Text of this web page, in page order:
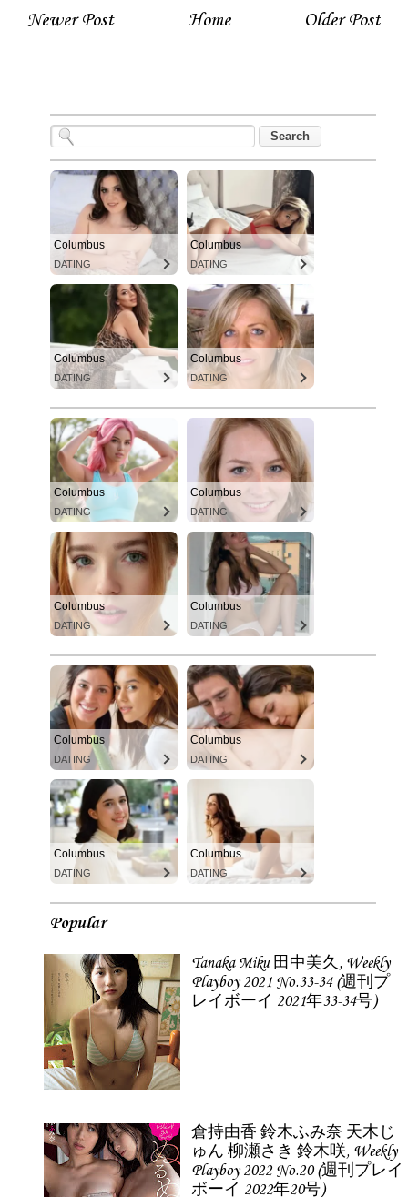
Newer Post Older Post
Home
Columbus
DATING
Columbus
DATING
Columbus
DATING
Columbus
DATING
Columbus
DATING
Columbus
DATING
Columbus
DATING
Columbus
DATING
Columbus
DATING
Columbus
DATING
Columbus
DATING
Columbus
DATING
Popular
Tanaka Miku 田中美久, Weekly
Playboy 2021 No.33-34 (週刊プ
レイボーイ 2021年33-34号)
倉持由香 鈴木ふみ奈 天木じ
ゅん 柳瀬さき 鈴木咲, Weekly
Playboy 2022 No.20 (週刊プレイ
ボーイ 2022年20号)